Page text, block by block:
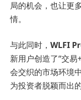
局的机会，也让更
情。
与此同时， WLFI
新用户创造了“交
会交织的市场环境
为投资者脱颖而出的